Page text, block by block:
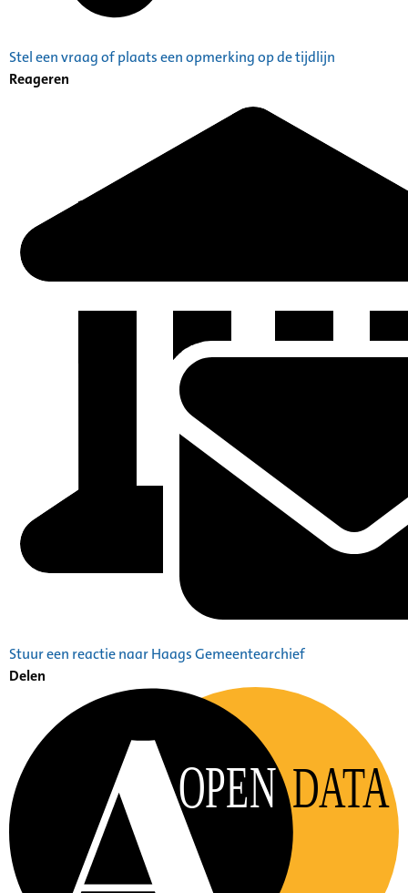
Stel een vraag of plaats een opmerking op de tijdlijn
Reageren
Stuur een reactie naar Haags Gemeentearchief
Delen
OPEN DATA